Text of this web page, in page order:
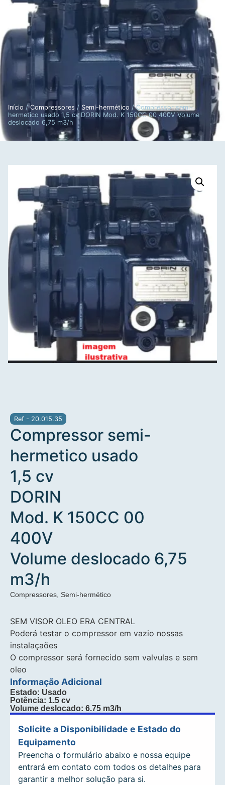
Início /Compressores / Semi-hermético / Compressor semi-
hermetico usado 1,5 cv DORIN Mod. K 150CC 00 400V Volume
deslocado 6,75 m3/h
Ref - 20.015.35
Compressor semi-
hermetico usado
1,5 cv
DORIN
Mod. K 150CC 00
400V
Volume deslocado 6,75
m3/h
Compressores Semi-hermético
SEM VISOR OLEO ERA CENTRAL
Poderá testar o compressor em vazio nossas
instalaçaões
O compressor será fornecido sem valvulas e sem
oleo
Informação Adicional
Estado: Usado
Potência: 1.5 cv
Volume deslocado: 6.75 m3/h
Solicite a Disponibilidade e Estado do
Equipamento
Preencha o formulário abaixo e nossa equipe
entrará em contato com todos os detalhes para
garantir a melhor solução para si.